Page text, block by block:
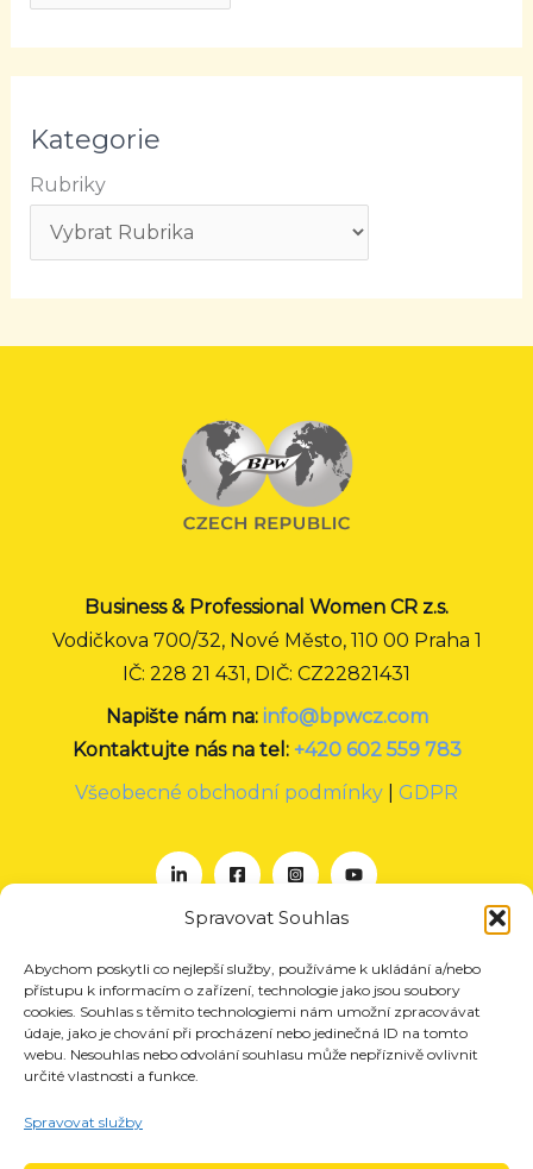
Spravovat Souhlas
Abychom poskytli co nejlepší služby, používáme k ukládání a/nebo
přístupu k informacím o zařízení, technologie jako jsou soubory
cookies. Souhlas s těmito technologiemi nám umožní zpracovávat
údaje, jako je chování při procházení nebo jedinečná ID na tomto
webu. Nesouhlas nebo odvolání souhlasu může nepříznivě ovlivnit
určité vlastnosti a funkce.
Spravovat služby
Kategorie
Rubriky
Business & Professional Women CR z.s.
Vodičkova 700/32, Nové Město, 110 00 Praha 1
IČ: 228 21 431, DIČ: CZ22821431
Napište nám na: info@bpwcz.com
Kontaktujte nás na tel: +420 602 559 783
Všeobecné obchodní podmínky
GDPR
O nás
Projekty
Členství